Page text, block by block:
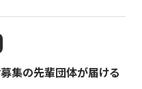
募集の先輩団体が届ける